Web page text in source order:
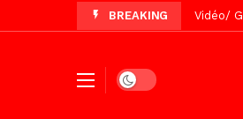
BREAKING Vidéo/
Vidéo/
Vidéo/
Dark mode